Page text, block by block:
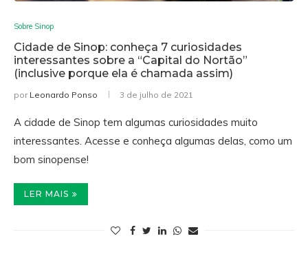
Sobre Sinop
Cidade de Sinop: conheça 7 curiosidades
interessantes sobre a “Capital do Nortão”
(inclusive porque ela é chamada assim)
por Leonardo Ponso 3 de julho de 2021
A cidade de Sinop tem algumas curiosidades muito
interessantes. Acesse e conheça algumas delas, como um
bom sinopense!
LER MAIS